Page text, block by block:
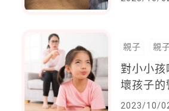
用就放棄
親子 親
對小小孩
壞孩子的
2023/10/